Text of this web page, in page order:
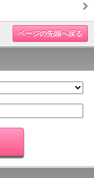
ページの先頭へ戻る